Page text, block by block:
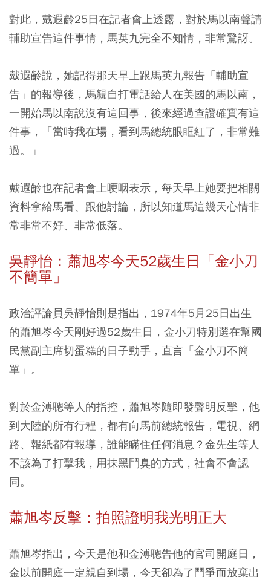
對此，戴遐齡25日在記者會上透露，對於馬以南聲請
輔助宣告這件事情，馬英九完全不知情，非常驚訝。
戴遐齡說，她記得那天早上跟馬英九報告「輔助宣
告」的報導後，馬親自打電話給人在美國的馬以南，
一開始馬以南說沒有這回事，後來經過查證確實有這
件事，「當時我在場，看到馬總統眼眶紅了，非常難
過。」
戴遐齡也在記者會上哽咽表示，每天早上她要把相關
資料拿給馬看、跟他討論，所以知道馬這幾天心情非
常非常不好、非常低落。
吳靜怡：蕭旭岑今天52歲生日「金小刀
不簡單」
政治評論員吳靜怡則是指出，1974年5月25日出生
的蕭旭岑今天剛好過52歲生日，金小刀特別選在幫國
民黨副主席切蛋糕的日子動手，直言「金小刀不簡
單」。
對於金溥聰等人的指控，蕭旭岑隨即發聲明反擊，他
到大陸的所有行程，都有向馬前總統報告，電視、網
路、報紙都有報導，誰能瞞住任何消息？金先生等人
不該為了打擊我，用抹黑鬥臭的方式，社會不會認
同。
蕭旭岑反擊：拍照證明我光明正大
蕭旭岑指出，今天是他和金溥聰告他的官司開庭日，
金以前開庭一定親自到場，今天卻為了鬥爭而放棄出